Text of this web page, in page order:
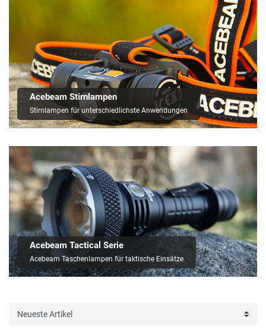
Acebeam Stirnlampen
Stirnlampen für unterschiedlichste Anwendungen
Acebeam Tactical Serie
Acebeam Taschenlampen für taktische Einsätze